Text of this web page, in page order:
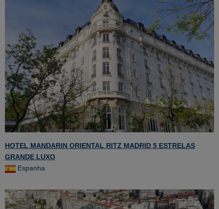
HOTEL MANDARIN ORIENTAL RITZ MADRID 5 ESTRELAS
GRANDE LUXO
Espanha